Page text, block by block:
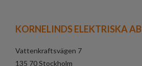
KORNELINDS ELEKTRISKA AB
Vattenkraftsvägen 7
135 70 Stockholm